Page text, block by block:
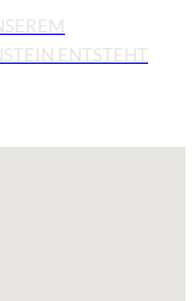
ENTSTEHT